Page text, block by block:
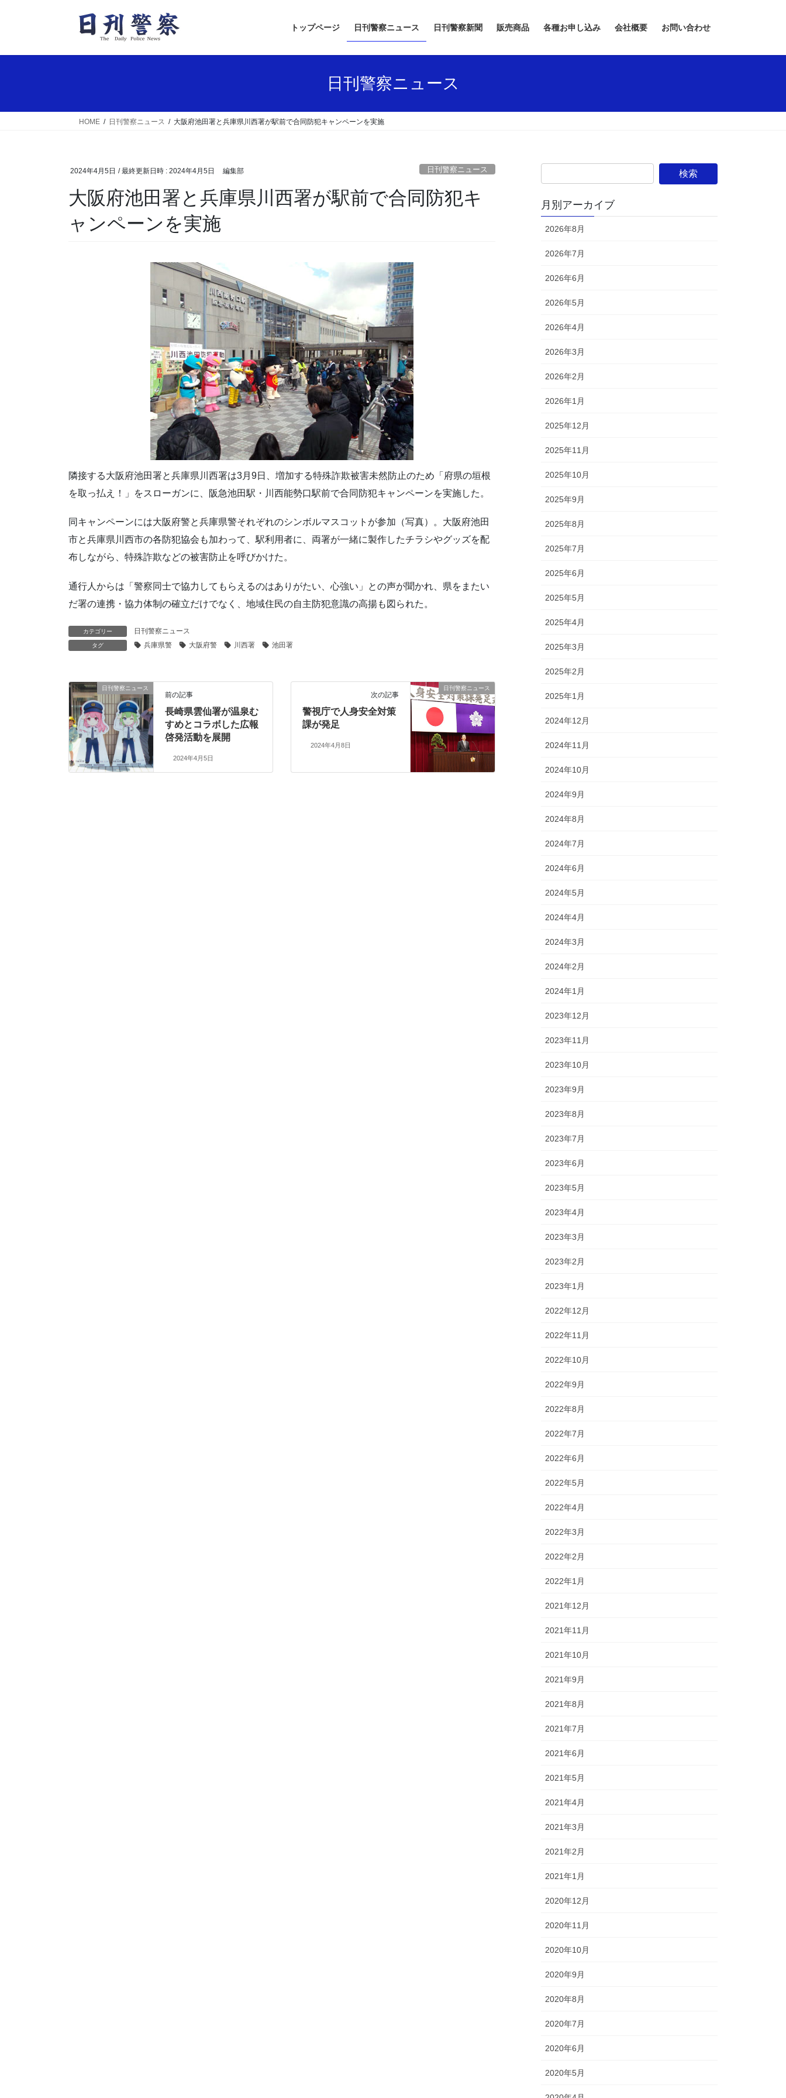
トップページ 日刊警察ニュース 日刊警察新聞 販売商品 各種お申し込み 会社概要 お問い合わせ
日刊警察ニュース
HOME 日刊警察ニュース 大阪府池田署と兵庫県川西署が駅前で合同防犯キャンペーンを実施
2024年4月5日 / 最終更新日時 : 2024年4月5日 編集部 日刊警察ニュース
大阪府池田署と兵庫県川西署が駅前で合同防犯キ
ャンペーンを実施
隣接する大阪府池田署と兵庫県川西署は3月9日、増加する特殊詐欺被害未然防止のため「府県の垣根
を取っ払え！」をスローガンに、阪急池田駅・川西能勢口駅前で合同防犯キャンペーンを実施した。
同キャンペーンには大阪府警と兵庫県警それぞれのシンボルマスコットが参加（写真）。大阪府池田
市と兵庫県川西市の各防犯協会も加わって、駅利用者に、両署が一緒に製作したチラシやグッズを配
布しながら、特殊詐欺などの被害防止を呼びかけた。
通行人からは「警察同士で協力してもらえるのはありがたい、心強い」との声が聞かれ、県をまたい
だ署の連携・協力体制の確立だけでなく、地域住民の自主防犯意識の高揚も図られた。
カテゴリー 日刊警察ニュース
タグ 兵庫県警 大阪府警 川西署 池田署
日刊警察ニュース
前の記事
長崎県雲仙署が温泉む
すめとコラボした広報
啓発活動を展開
2024年4月5日
日刊警察ニュース
次の記事
警視庁で人身安全対策
課が発足
2024年4月8日
月別アーカイブ
2026年8月
2026年7月
2026年6月
2026年5月
2026年4月
2026年3月
2026年2月
2026年1月
2025年12月
2025年11月
2025年10月
2025年9月
2025年8月
2025年7月
2025年6月
2025年5月
2025年4月
2025年3月
2025年2月
2025年1月
2024年12月
2024年11月
2024年10月
2024年9月
2024年8月
2024年7月
2024年6月
2024年5月
2024年4月
2024年3月
2024年2月
2024年1月
2023年12月
2023年11月
2023年10月
2023年9月
2023年8月
2023年7月
2023年6月
2023年5月
2023年4月
2023年3月
2023年2月
2023年1月
2022年12月
2022年11月
2022年10月
2022年9月
2022年8月
2022年7月
2022年6月
2022年5月
2022年4月
2022年3月
2022年2月
2022年1月
2021年12月
2021年11月
2021年10月
2021年9月
2021年8月
2021年7月
2021年6月
2021年5月
2021年4月
2021年3月
2021年2月
2021年1月
2020年12月
2020年11月
2020年10月
2020年9月
2020年8月
2020年7月
2020年6月
2020年5月